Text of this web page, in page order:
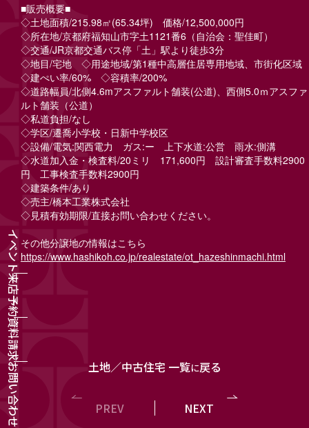
イベント
来店予約
資料請求
お問い合わせ
■販売概要■
◇土地面積/215.98㎡(65.34坪) 価格/12,500,000円
◇所在地/京都府福知山市字土1121番6（自治会：聖佳町）
◇交通/JR京都交通バス停「土」駅より徒歩3分
◇地目/宅地 ◇用途地域/第1種中高層住居専用地域、市街化区域
◇建ぺい率/60% ◇容積率/200%
◇道路幅員/北側4.6mアスファルト舗装(公道)、西側5.0ｍアスファ
ルト舗装（公道）
◇私道負担/なし
◇学区/遷喬小学校・日新中学校区
◇設備/電気:関西電力 ガス:ー 上下水道:公営 雨水:側溝
◇水道加入金・検査料/20ミリ 171,600円 設計審査手数料2900
円 工事検査手数料2900円
◇建築条件/あり
◇売主/橋本工業株式会社
◇見積有効期限/直接お問い合わせください。
その他分譲地の情報はこちら
https://www.hashikoh.co.jp/realestate/ot_hazeshinmachi.html
PREV
土地／中古住宅 一覧に戻る
NEXT